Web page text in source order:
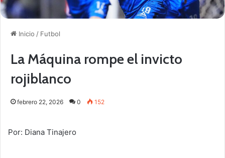
Inicio / Futbol
La Máquina rompe el invicto
rojiblanco
febrero 22, 2026 0 152
Por: Diana Tinajero